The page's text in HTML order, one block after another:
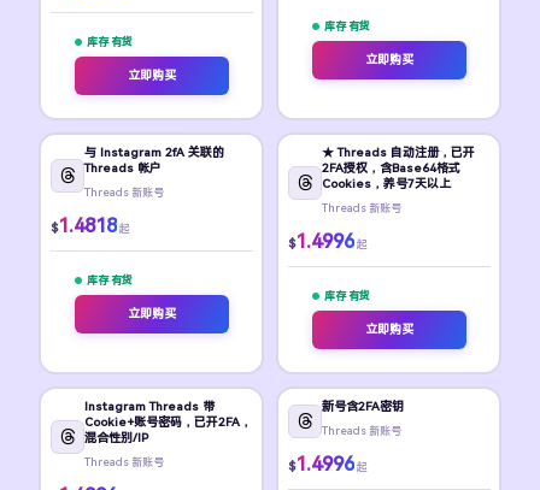
库存 有货
立即购买
库存 有货
立即购买
与 Instagram 2fA 关联的
Threads 帐户
Threads 新账号
$1.4818 起
库存 有货
立即购买
★ Threads 自动注册，已开
2FA授权，含Base64格式
Cookies，养号7天以上
Threads 新账号
$1.4996 起
库存 有货
立即购买
Instagram Threads 带
Cookie+账号密码，已开2FA，
混合性别/IP
Threads 新账号
新号含2FA密钥
Threads 新账号
$1.4996 起